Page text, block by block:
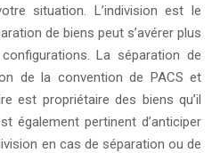
situation. L’indivision est le
de biens peut s’avérer plus
La séparation de
de la convention de PACS et
est propriétaire des biens qu’il
également pertinent d’anticiper
en cas de séparation ou de